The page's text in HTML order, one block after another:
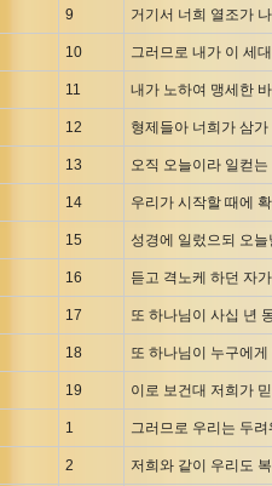
9 거기서 너희 열조가
10 그러므로 내가 이 세
11 내가 노하여 맹세한
12 형제들아 너희가 삼
13 오직 오늘이라 일컫
14 우리가 시작할 때에
15 성경에 일렀으되 오
16 듣고 격노케 하던 자
17 또 하나님이 사십 년
18 또 하나님이 누구에
19 이로 보건대 저희가
1 그러므로 우리는 두
2 저희와 같이 우리도